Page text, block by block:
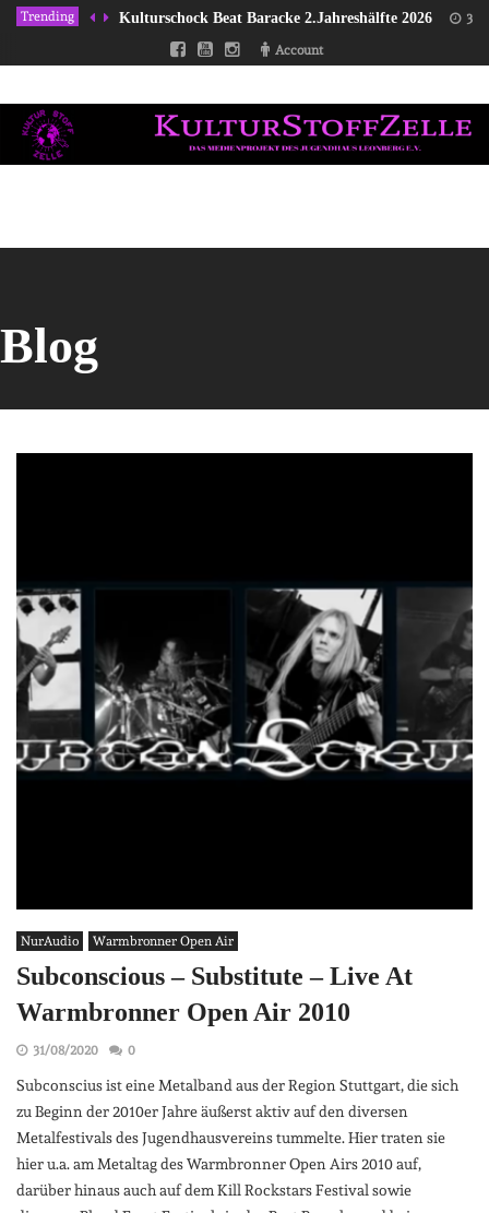
Trending Kulturschock Beat Baracke 2.Jahreshälfte 2026 31/
Account
Blog
NurAudio Warmbronner Open Air
Subconscious – Substitute – Live At
Warmbronner Open Air 2010
31/08/2020 0
Subconscius ist eine Metalband aus der Region Stuttgart, die sich
zu Beginn der 2010er Jahre äußerst aktiv auf den diversen
Metalfestivals des Jugendhausvereins tummelte. Hier traten sie
hier u.a. am Metaltag des Warmbronner Open Airs 2010 auf,
darüber hinaus auch auf dem Kill Rockstars Festival sowie